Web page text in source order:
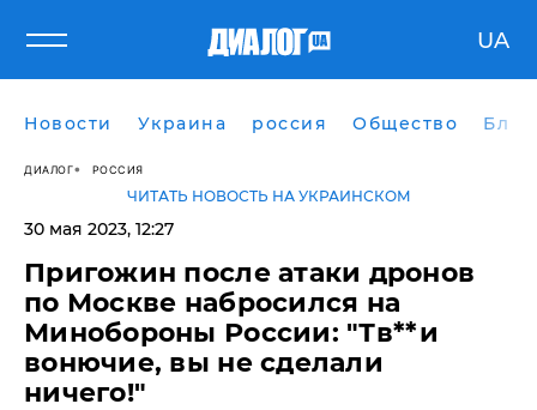
UA
Новости Украина россия Общество
ДИАЛОГ РОССИЯ
ЧИТАТЬ НОВОСТЬ НА УКРАИНСКОМ
30 мая 2023, 12:27
Пригожин после атаки дронов
по Москве набросился на
Минобороны России: "Тв**и
вонючие, вы не сделали
ничего!"